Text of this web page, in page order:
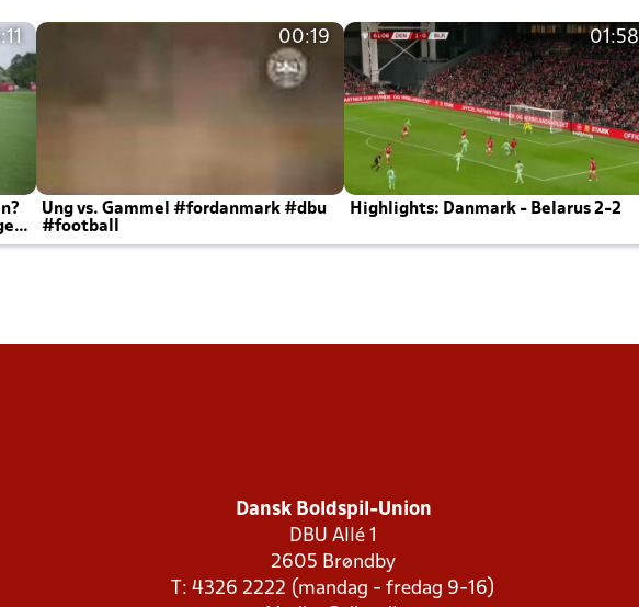
00:19
Ung vs. Gammel #fordanmark #dbu
#football
01:58
Highlights: Danmark - Belarus 2-2
Dansk Boldspil-Union
DBU Allé 1
2605 Brøndby
T: 4326 2222 (mandag - fredag 9-16)